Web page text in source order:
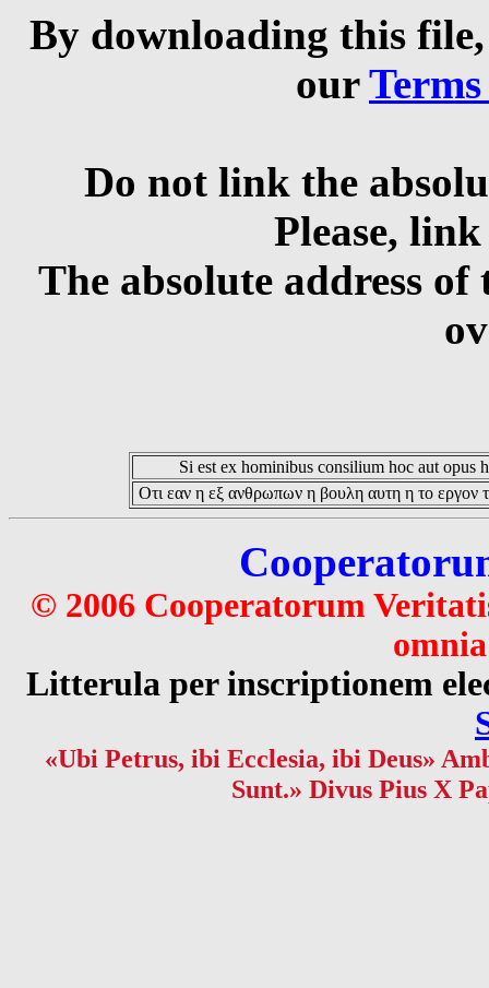
By downloading this
our
Do not link the
Please,
The absolute address
Si est ex hominibus consilium hoc aut opus
Οτι εαν η εξ ανθρωπων η βουλη αυτη η το εργον
© 2006 Cooperatorum
Litterula per inscriptionem
«Ubi Petrus, ibi Ecclesia, ibi Deus»
Sunt.» Divus Pius X